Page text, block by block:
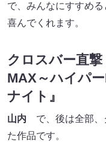
で、みんなにすすめ
喜んでくれます。
クロスバー直
MAX～ハイパ
ナイト』
山内 で、後は全部、
た作品です。